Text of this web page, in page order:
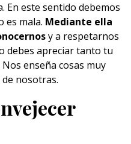
En este sentido debemos
es mala. Mediante ella
y a respetarnos
debes apreciar tanto tu
Nos enseña cosas muy
nosotras.